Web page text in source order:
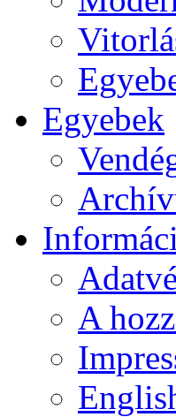
Egyebek
A